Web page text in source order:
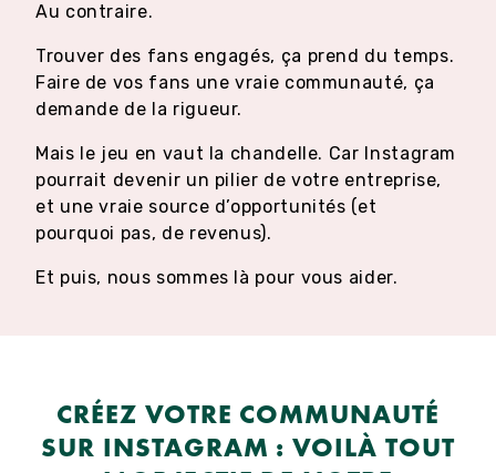
Au contraire.
Trouver des fans engagés, ça prend du temps.
Faire de vos fans une vraie communauté, ça
demande de la rigueur.
Mais le jeu en vaut la chandelle. Car Instagram
pourrait devenir un pilier de votre entreprise,
et une vraie source d’opportunités (et
pourquoi pas, de revenus).
Et puis, nous sommes là pour vous aider.
CRÉEZ VOTRE COMMUNAUTÉ
SUR INSTAGRAM : VOILÀ TOUT